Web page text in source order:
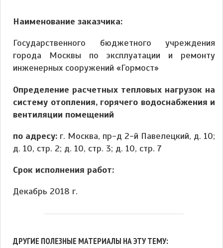
Наименование заказчика:
Государственного бюджетного учреждения
города Москвы по эксплуатации и ремонту
инженерных сооружений «Гормост»
Определение расчетных тепловых нагрузок на
систему отопления, горячего водоснабжения и
вентиляции помещений
по адресу: г. Москва, пр-д 2-й Павелецкий, д. 10;
д. 10, стр. 2; д. 10, стр. 3; д. 10, стр. 7
Срок исполнения работ:
Декабрь 2018 г.
ДРУГИЕ ПОЛЕЗНЫЕ МАТЕРИАЛЫ НА ЭТУ ТЕМУ: